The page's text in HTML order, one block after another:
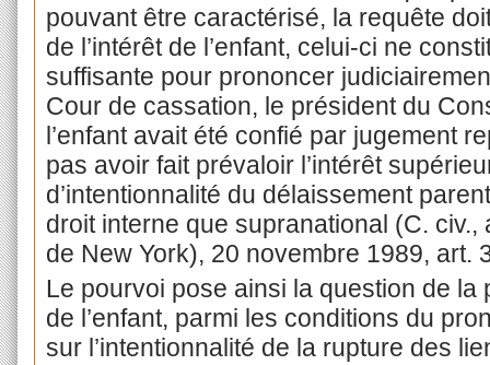
pouvant être caractérisé, la requête
de l’intérêt de l’enfant, celui-ci ne
suffisante pour prononcer
Cour de cassation, le président du
l’enfant avait été confié par jugement
pas avoir fait prévaloir l’intérêt
d’intentionnalité du délaissement
droit interne que supranational (C.
de New York), 20 novembre 1989, art.
Le pourvoi pose ainsi la question de la
de l’enfant, parmi les conditions du
sur l’intentionnalité de la rupture des